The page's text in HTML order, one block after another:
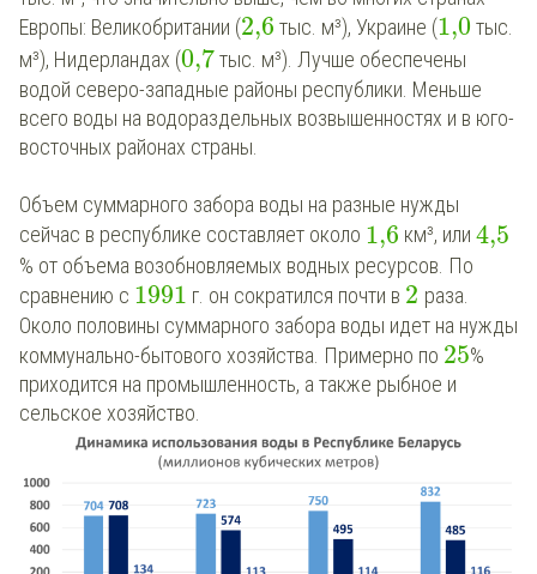
Европы: Великобритании (2,6 тыс. м³), Украине (1,0 тыс.
м³), Нидерландах (0,7тыс. м³). Лучше обеспечены
водой северо-западные районы республики. Меньше
всего воды на водораздельных возвышенностях и в юго-
восточных районах страны.
Объем суммарного забора воды на разные нужды
сейчас в республике составляет около 1,6 км³, или 4,5
% от объема возобновляемых водных ресурсов. По
сравнению с 1991 г. он сократился почти в 2 раза.
Около половины суммарного забора воды идет на нужды
коммунально-бытового хозяйства. Примерно по 25%
приходится на промышленность, а также рыбное и
сельское хозяйство.